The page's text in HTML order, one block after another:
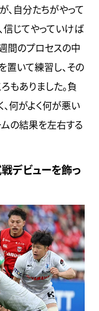
、自分たちがやって
信じてやっていけば
間のプロセスの中
置いて練習し、その
もありました。負
何がよく何が悪い
ムの結果を左右する
デビューを飾っ